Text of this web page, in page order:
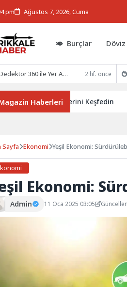
pm Ağustos 7, 2026, Cuma
Burçlar Döviz
360 ile Yer Altının Gizemlerini Keşfedin 2 hf. önce
Haberleri
Gizemlerini Keşfedin
Sayfa Ekonomi Yeşil Ekonomi:
Ekonomi:
Admin 11 Oca 2025 03:05